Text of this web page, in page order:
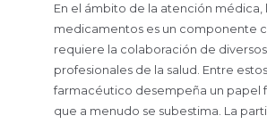
En el ámbito de la atención médica,
medicamentos es un componente
requiere la colaboración de diversos
profesionales de la salud. Entre
farmacéutico desempeña un papel
que a menudo se subestima. La